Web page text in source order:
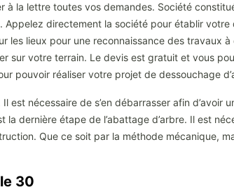
la lettre toutes vos demandes. Société
directement la société pour établir votre
lieux pour une reconnaissance des travaux
sur votre terrain. Le devis est gratuit et vous
pouvoir réaliser votre projet de dessouchage
nécessaire de s’en débarrasser afin d’avoir
dernière étape de l’abattage d’arbre. Il est
Que ce soit par la méthode mécanique,
30